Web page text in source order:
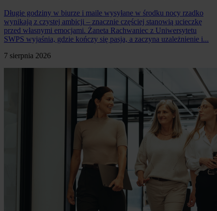
Długie godziny w biurze i maile wysyłane w środku nocy rzadko
wynikają z czystej ambicji – znacznie częściej stanowią ucieczkę
przed własnymi emocjami. Żaneta Rachwaniec z Uniwersytetu
SWPS wyjaśnia, gdzie kończy się pasja, a zaczyna uzależnienie i...
7 sierpnia 2026